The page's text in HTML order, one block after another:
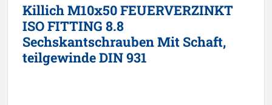
Killich M10x50 FEUERVERZINKT
ISO FITTING 8.8
Sechskantschrauben Mit Schaft,
teilgewinde DIN 931